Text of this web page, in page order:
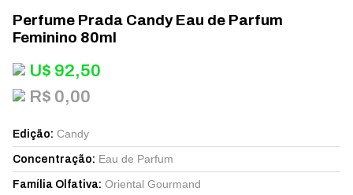
Perfume Prada Candy Eau de Parfum
Feminino 80ml
U$ 92,50
R$ 0,00
Edição: Candy
Concentração: Eau de Parfum
Família Olfativa: Oriental Gourmand